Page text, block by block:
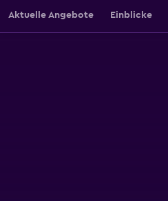
Aktuelle Angebote Einblicke